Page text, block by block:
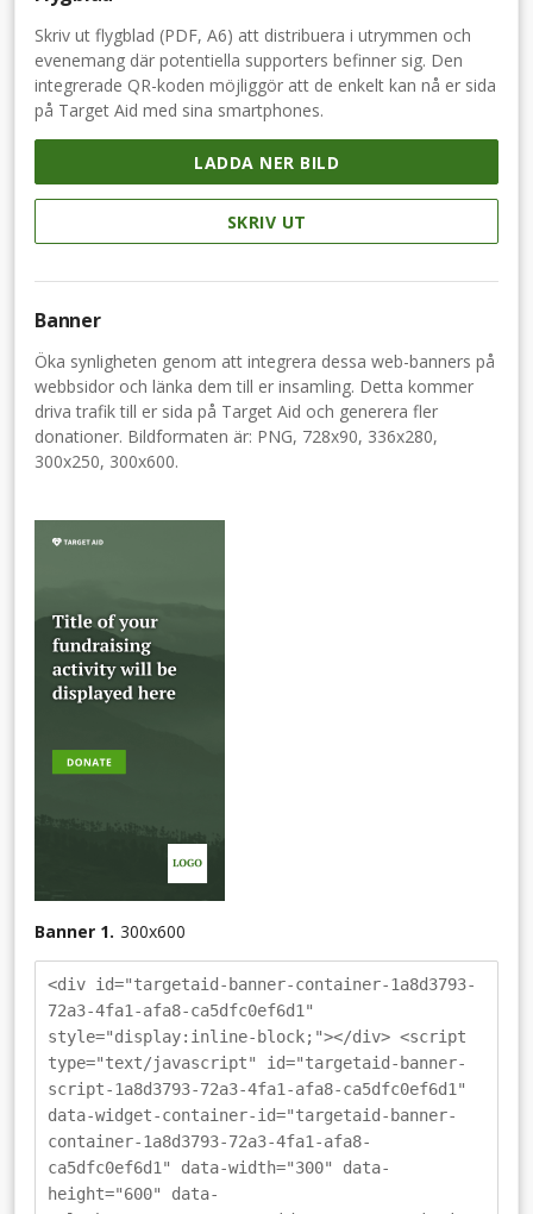
Skriv ut flygblad (PDF, A6) att distribuera i utrymmen och
evenemang där potentiella supporters befinner sig. Den
integrerade QR-koden möjliggör att de enkelt kan nå er sida
på Target Aid med sina smartphones.
LADDA NER BILD
SKRIV UT
Banner
Öka synligheten genom att integrera dessa web-banners på
webbsidor och länka dem till er insamling. Detta kommer
driva trafik till er sida på Target Aid och generera fler
donationer. Bildformaten är: PNG, 728x90, 336x280,
300x250, 300x600.
Banner 1. 300x600
<div id="targetaid-banner-container-1a8d3793-
72a3-4fa1-afa8-ca5dfc0ef6d1"
style="display:inline-block;"></div> <script
type="text/javascript" id="targetaid-banner-
script-1a8d3793-72a3-4fa1-afa8-ca5dfc0ef6d1"
data-widget-container-id="targetaid-banner-
container-1a8d3793-72a3-4fa1-afa8-
ca5dfc0ef6d1" data-width="300" data-
height="600" data-